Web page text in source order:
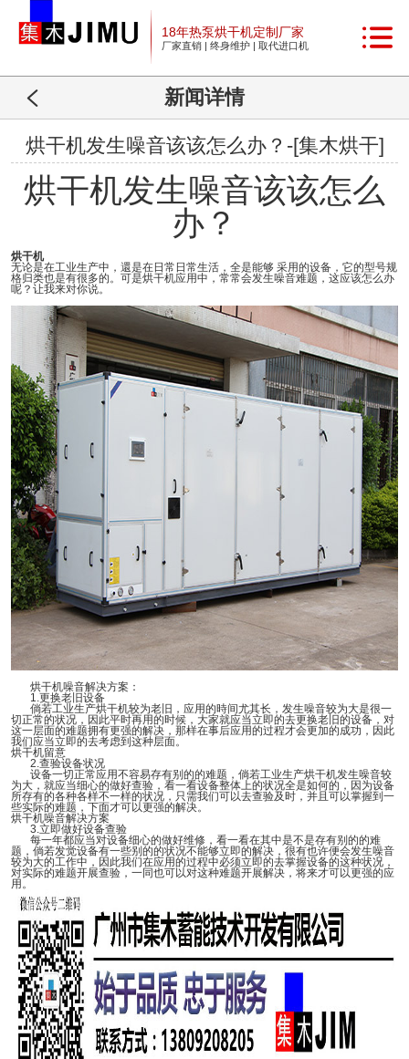
18年热泵烘干机定制厂家
厂家直销 | 终身维护 | 取代进口机
新闻详情
烘干机发生噪音该该怎么办？-[集木烘干]
烘干机发生噪音该该怎么
办？
烘干机
无论是在工业生产中，還是在日常日常生活，全是能够 采用的设备，它的型号规
格归类也是有很多的。可是烘干机应用中，常常会发生噪音难题，这应该怎么办
呢？让我来对你说。
烘干机噪音解决方案：
1.更换老旧设备
倘若工业生产烘干机较为老旧，应用的時间尤其长，发生噪音较为大是很一
切正常的状况，因此平时再用的时候，大家就应当立即的去更换老旧的设备，对
这一层面的难题拥有更强的解决，那样在事后应用的过程才会更加的成功，因此
我们应当立即的去考虑到这种层面。
烘干机留意
2.查验设备状况
设备一切正常应用不容易存有别的的难题，倘若工业生产烘干机发生噪音较
为大，就应当细心的做好查验，看一看设备整体上的状况全是如何的，因为设备
所存有的各种各样不一样的状况，只需我们可以去查验及时，并且可以掌握到一
些实际的难题，下面才可以更强的解决。
烘干机噪音解决方案
3.立即做好设备查验
每一年都应当对设备细心的做好维修，看一看在其中是不是存有别的的难
题，倘若发觉设备有一些别的的状况不能够立即的解决，很有也许便会发生噪音
较为大的工作中，因此我们在应用的过程中必须立即的去掌握设备的这种状况，
对实际的难题开展查验，一同也可以对这种难题开展解决，将来才可以更强的应
用。